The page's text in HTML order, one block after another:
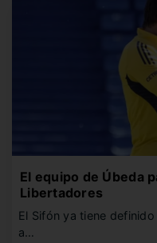
El equipo de Úbeda
Libertadores
El Sifón ya tiene
a…